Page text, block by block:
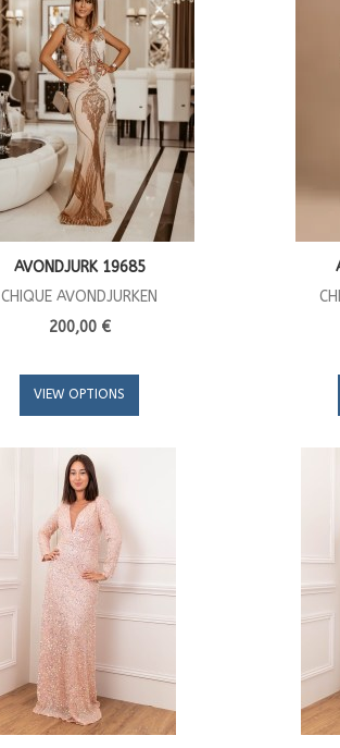
AVONDJURK 19685
CHIQUE AVONDJURKEN
200,00 €
VIEW OPTIONS